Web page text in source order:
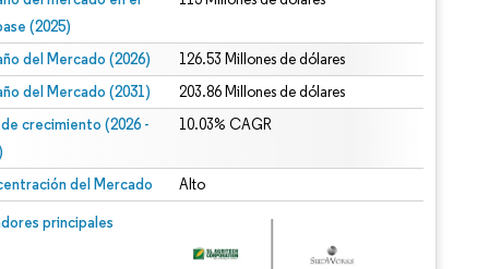
(2025)
del Mercado (2026) 126.53 Millones de dólares
del Mercado (2031) 203.86 Millones de dólares
de crecimiento (2026 -
10.03% CAGR
del Mercado Alto
principales
© Mordor Intelligence. El uso requiere atribución según CC BY 4.0.
CC BY 4.0.